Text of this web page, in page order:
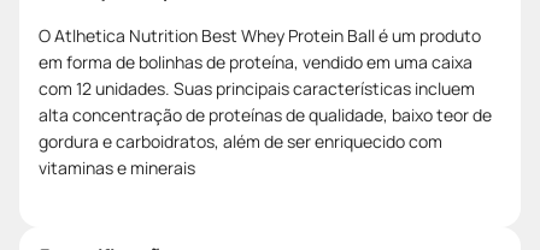
O Atlhetica Nutrition Best Whey Protein Ball é um produto
em forma de bolinhas de proteína, vendido em uma caixa
com 12 unidades. Suas principais características incluem
alta concentração de proteínas de qualidade, baixo teor de
gordura e carboidratos, além de ser enriquecido com
vitaminas e minerais